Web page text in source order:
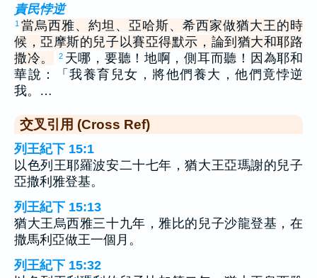
責民悖逆
1 當烏西雅、約坦、亞哈斯、希西家做猶大王的時
候，亞摩斯的兒子以賽亞得默示，論到猶大和耶路
撒冷。
2 天哪，要聽！地啊，側耳而聽！因為耶和
華說：「我養育兒女，將他們養大，他們竟悖逆
我。…
交叉引用 (Cross Ref)
列王紀下 15:1
以色列王耶羅波安二十七年，猶大王亞瑪謝的兒子
亞撒利雅登基。
列王紀下 15:13
猶大王烏西雅三十九年，雅比的兒子沙龍登基，在
撒馬利亞做王一個月。
列王紀下 15:32